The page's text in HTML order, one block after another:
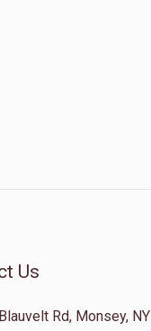
Us
Rd, Monsey, NY